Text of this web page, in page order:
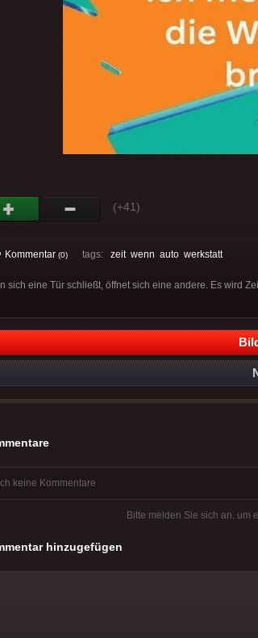
(+41)
Kommentar (0) tags: zeit wenn auto werkstatt
sich eine Tür schließt, öffnet sich eine andere. Es wird
keine Kommentare
Bitte melden Sie sich an, um
hinzugefügen